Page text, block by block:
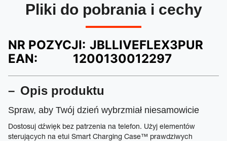
Pliki do pobrania i cechy
NR POZYCJI: JBLLIVEFLEX3PUR
EAN:
1200130012297
Opis produktu
Spraw, aby Twój dzień wybrzmiał niesamowicie
Dostosuj dźwięk bez patrzenia na telefon. Użyj elementów
sterujących na etui Smart Charging Case™ prawdziwych